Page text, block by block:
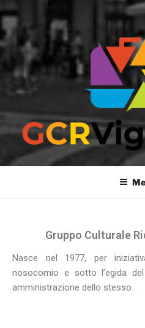
GCR
Gruppo Culturale Ricreativo
Gruppo Culturale
Nasce nel 1977, per
nosocomio e sotto l’egida
amministrazione dello stesso.